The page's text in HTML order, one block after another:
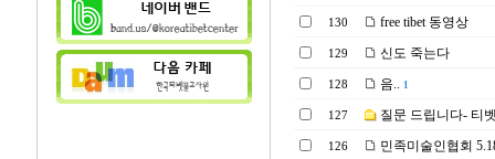
130 free tibet 동영상
129 신도 죽는다
128 음.. 1
127 질문 드립니다- 티
126 민족미술인협회